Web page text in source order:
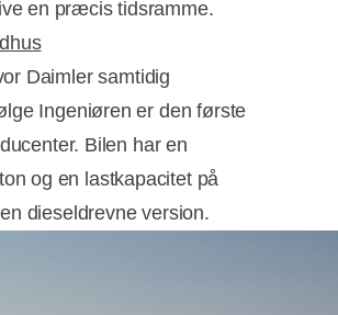
en præcis tidsramme.
Daimler samtidig
Ingeniøren er den første
Bilen har en
og en lastkapacitet på
dieseldrevne version.